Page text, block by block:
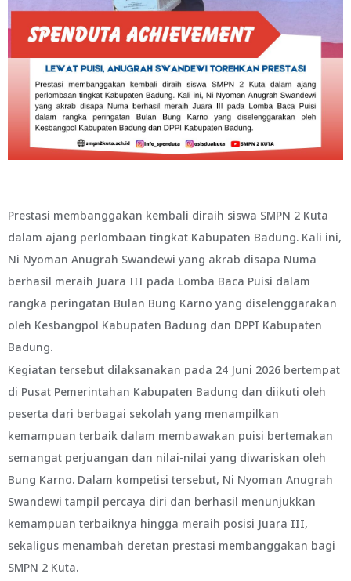
Prestasi membanggakan kembali diraih siswa SMPN 2 Kuta
dalam ajang perlombaan tingkat Kabupaten Badung. Kali ini,
Ni Nyoman Anugrah Swandewi yang akrab disapa Numa
berhasil meraih Juara III pada Lomba Baca Puisi dalam
rangka peringatan Bulan Bung Karno yang diselenggarakan
oleh Kesbangpol Kabupaten Badung dan DPPI Kabupaten
Badung.
Kegiatan tersebut dilaksanakan pada 24 Juni 2026 bertempat
di Pusat Pemerintahan Kabupaten Badung dan diikuti oleh
peserta dari berbagai sekolah yang menampilkan
kemampuan terbaik dalam membawakan puisi bertemakan
semangat perjuangan dan nilai-nilai yang diwariskan oleh
Bung Karno. Dalam kompetisi tersebut, Ni Nyoman Anugrah
Swandewi tampil percaya diri dan berhasil menunjukkan
kemampuan terbaiknya hingga meraih posisi Juara III,
sekaligus menambah deretan prestasi membanggakan bagi
SMPN 2 Kuta.